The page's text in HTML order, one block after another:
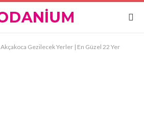
Akçakoca Gezilecek Yerler | En Güzel 22 Yer